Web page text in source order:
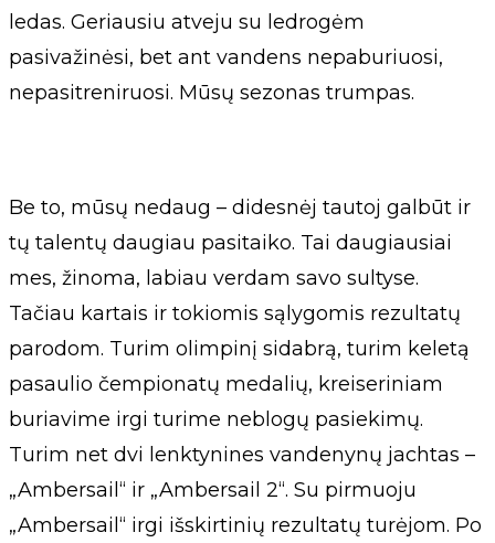
ledas. Geriausiu atveju su ledrogėm
pasivažinėsi, bet ant vandens nepaburiuosi,
nepasitreniruosi. Mūsų sezonas trumpas.
Be to, mūsų nedaug – didesnėj tautoj galbūt ir
tų talentų daugiau pasitaiko. Tai daugiausiai
mes, žinoma, labiau verdam savo sultyse.
Tačiau kartais ir tokiomis sąlygomis rezultatų
parodom. Turim olimpinį sidabrą, turim keletą
pasaulio čempionatų medalių, kreiseriniam
buriavime irgi turime neblogų pasiekimų.
Turim net dvi lenktynines vandenynų jachtas –
„Ambersail“ ir „Ambersail 2“. Su pirmuoju
„Ambersail“ irgi išskirtinių rezultatų turėjom. Po